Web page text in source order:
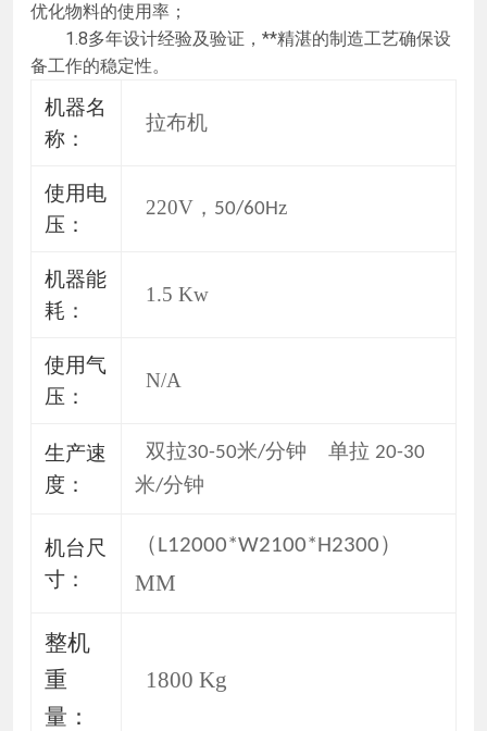
优化物料的使用率；
1.8多年设计经验及验证，**精湛的制造工艺确保设
备工作的稳定性。
机器名
称：
拉布机
使用电
压：
220V ， 50/60Hz
机器能
耗：
1.5 Kw
使用气
压 ：
N/A
生产速
度 ：
双拉30-50米/分钟 单拉 20-30
米/分钟
机台尺
寸 ：
（ L12000*W2100*H2300）
MM
整机
重
量 ：
1800 Kg